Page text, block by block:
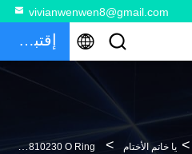
vivianwenwen8@gmail.com
إقتباس
> يا خاتم الأختام > A810230 O Ring الأختام لمضخة نقل خزان الزيت الكهربائية هيتاشي UH181 KH150